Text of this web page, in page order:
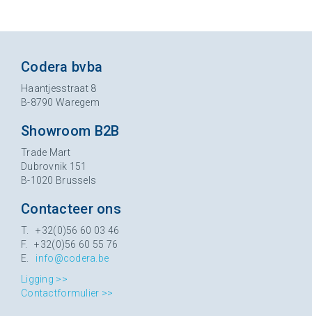
Codera bvba
Haantjesstraat 8
B-8790 Waregem
Showroom B2B
Trade Mart
Dubrovnik 151
B-1020 Brussels
Contacteer ons
T. +32(0)56 60 03 46
F. +32(0)56 60 55 76
E. info@codera.be
Ligging >>
Contactformulier >>